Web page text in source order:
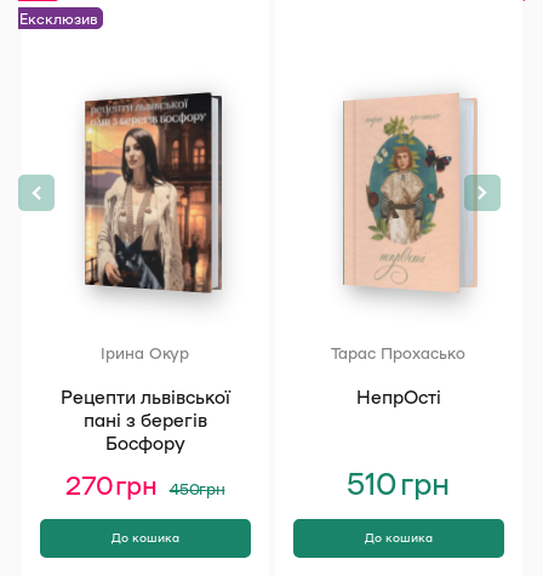
Рецепти львівської
пані з берегів
Босфору
Ексклюзив
450грн
Оригінальна
ціна:
450 грн.
270грнПоточна
ціна:
270 грн.
Ірина Окур
До кошика
НепрОсті
510грн
Тарас Прохасько
До кошика